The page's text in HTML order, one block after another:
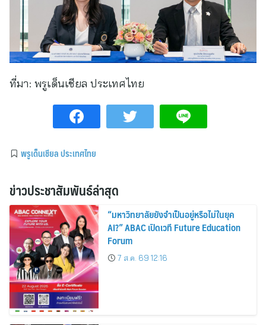
ที่มา: พรูเด็นเชียล ประเทศไทย
พรูเด็นเชียล ประเทศไทย
ข่าวประชาสัมพันธ์ล่าสุด
“มหาวิทยาลัยยังจำเป็นอยู่หรือไม่ในยุค
AI?” ABAC เปิดเวที Future Education
Forum
7 ส.ค. 69 12:16